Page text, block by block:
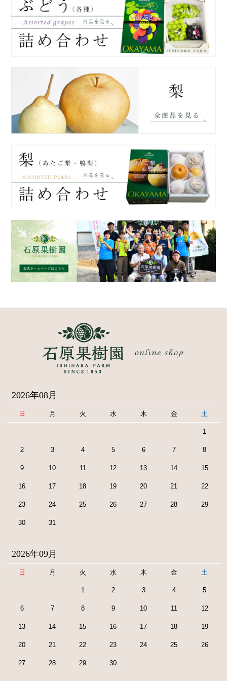
2026年08月
日 月 火 水 木 金 土
1
2 3 4 5 6 7 8
9 10 11 12 13 14 15
16 17 18 19 20 21 22
23 24 25 26 27 28 29
30 31
2026年09月
日 月 火 水 木 金 土
1 2 3 4 5
6 7 8 9 10 11 12
13 14 15 16 17 18 19
20 21 22 23 24 25 26
27 28 29 30